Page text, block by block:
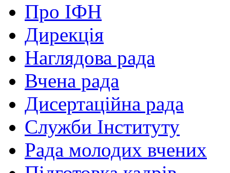
Про ІФН
Дирекція
Наглядова рада
Вчена рада
Дисертаційна рада
Служби Інституту
Рада молодих вчених